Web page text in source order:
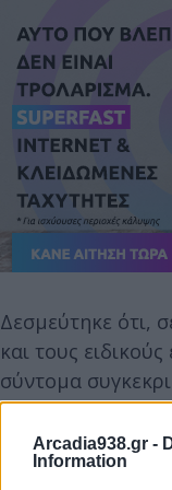
Arcadia938.gr -
Information
Δεσμεύτηκε ότι,
και τους
σύντομα
για τα επόμενα
Παράλληλα,